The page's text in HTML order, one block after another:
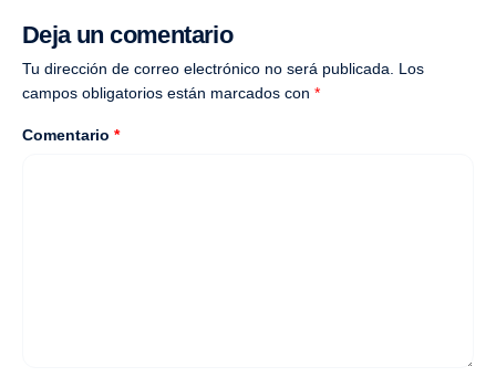
Deja un comentario
Tu dirección de correo electrónico no será publicada.
Los
campos obligatorios están marcados con *
Comentario *